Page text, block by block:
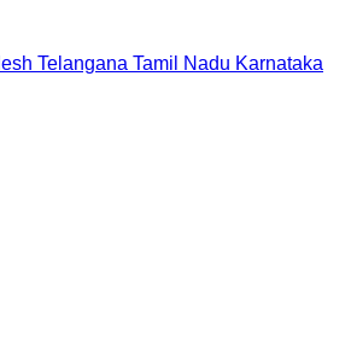
Telangana Tamil Nadu Karnataka